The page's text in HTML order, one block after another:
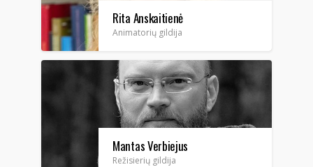
Rita Anskaitienė
Animatorių gildija
Mantas Verbiejus
Režisierių gildija